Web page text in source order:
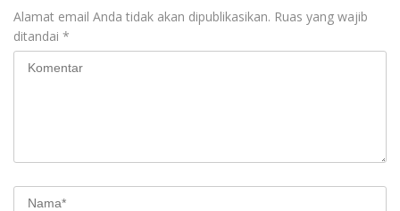
Alamat email Anda tidak akan dipublikasikan. Ruas yang wajib
ditandai *